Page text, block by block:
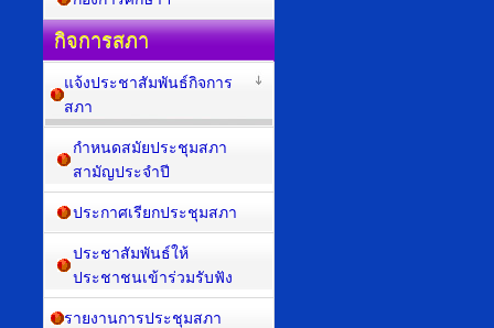
กิจการสภา
แจ้งประชาสัมพันธ์กิจการ
สภา
กำหนดสมัยประชุมสภา
สามัญประจำปี
ประกาศเรียกประชุมสภา
ประชาสัมพันธ์ให้
ประชาชนเข้าร่วมรับฟัง
รายงานการประชุมสภา